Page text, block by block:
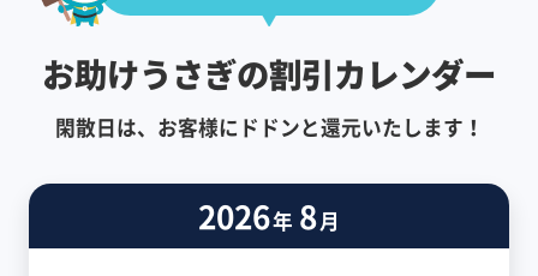
お助けうさぎの割引カレンダー
閑散日は、お客様にドドンと還元いたします！
2026年 8月